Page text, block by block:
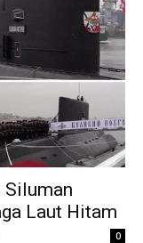
Siluman
Laut Hitam
0